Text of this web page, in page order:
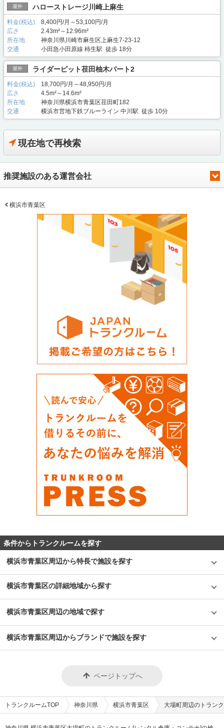
屋外 ハローストレージ川崎上麻生
料金(税込)
8,400円/月～53,100円/月
広さ
2.43m²～12.96m²
所在地
神奈川県川崎市麻生区上麻生7-23-12
交通
小田急小田原線 柿生駅 徒歩 18分
屋外 ライダーピット荏田柚木パート2
料金(税込)
18,700円/月～48,950円/月
広さ
4.5m²～14.6m²
所在地
神奈川県横浜市青葉区荏田町182
交通
横浜市営地下鉄ブルーライン 中川駅 徒歩 10分
現在地で再検索
推奨施設のある運営会社
横浜市青葉区
条件からトランクルームを探す
横浜市青葉区周辺から特長で施設を探す
横浜市青葉区の詳細地域から探す
横浜市青葉区周辺の地域で探す
横浜市青葉区周辺からブランドで施設を探す
ページトップへ
トランクルームTOP 神奈川県 横浜市青葉区 大場町周辺のトラン